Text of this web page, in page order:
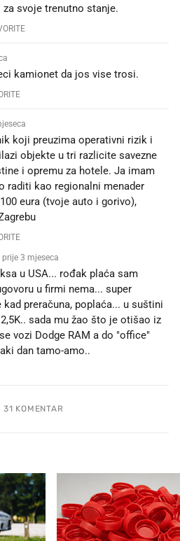
svoje trenutno stanje.
kamionet da jos vise trosi.
koji preuzima operativni rizik i
objekte u tri razlicite savezne
i opremu za hotele. Ja imam
raditi kao regionalni menader
eura (tvoje auto i gorivo),
prije 3 mjeseca
u USA... rođak plaća sam
u firmi nema... super
kad preračuna, poplaća... u suštini
sada mu žao što je otišao iz
vozi Dodge RAM a do "office"
dan tamo-amo..🧱
31 KOMENTAR